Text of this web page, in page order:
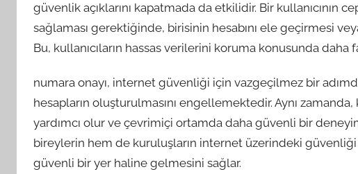
güvenlik açıklarını kapatmada da etkilidir. Bir kullanıcının
sağlaması gerektiğinde, birisinin hesabını ele geçirmesi
Bu, kullanıcıların hassas verilerini koruma konusunda
numara onayı, internet güvenliği için vazgeçilmez bir
hesapların oluşturulmasını engellemektedir. Aynı zamanda,
yardımcı olur ve çevrimiçi ortamda daha güvenli bir
bireylerin hem de kuruluşların internet üzerindeki güvenliği
güvenli bir yer haline gelmesini sağlar.